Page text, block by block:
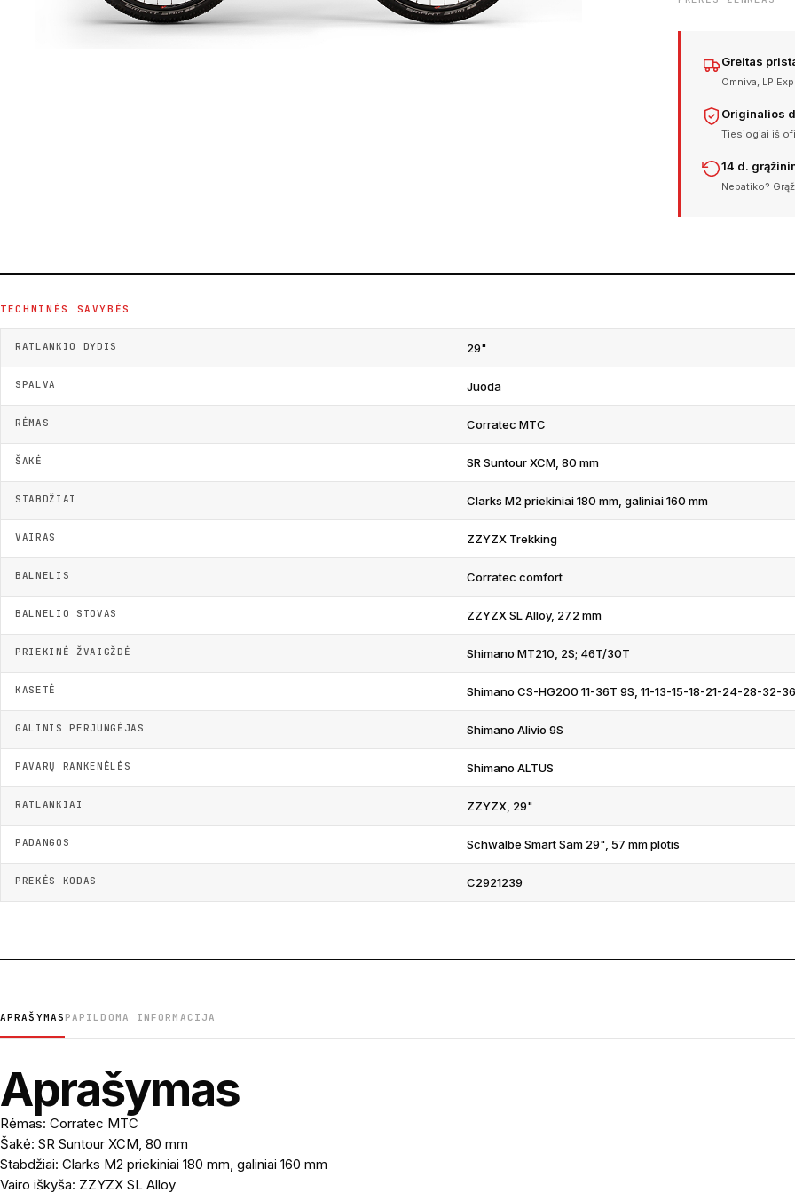
Greitas
Omniva, LP
Originalios
Tiesiogiai iš
14 d.
Nepatiko?
TECHNINĖS SAVYBĖS
RATLANKIO DYDIS 29"
SPALVA Juoda
RĖMAS Corratec MTC
ŠAKĖ SR Suntour XCM, 80 mm
STABDŽIAI Clarks M2 priekiniai 180 mm, galiniai 160 mm
VAIRAS ZZYZX Trekking
BALNELIS Corratec comfort
BALNELIO STOVAS ZZYZX SL Alloy, 27.2 mm
PRIEKINĖ ŽVAIGŽDĖ Shimano MT210, 2S; 46T/30T
KASETĖ Shimano CS-HG200 11-36T 9S, 11-13-15-18-21-24-28-32-36
GALINIS PERJUNGĖJAS Shimano Alivio 9S
PAVARŲ RANKENĖLĖS Shimano ALTUS
RATLANKIAI ZZYZX, 29"
PADANGOS Schwalbe Smart Sam 29", 57 mm plotis
PREKĖS KODAS C2921239
APRAŠYMAS PAPILDOMA INFORMACIJA
Aprašymas
Rėmas: Corratec MTC
Šakė: SR Suntour XCM, 80 mm
Stabdžiai: Clarks M2 priekiniai 180 mm, galiniai 160 mm
Vairo iškyša: ZZYZX SL Alloy